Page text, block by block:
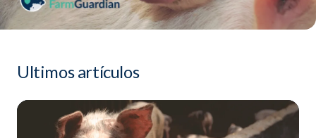
Ultimos artículos